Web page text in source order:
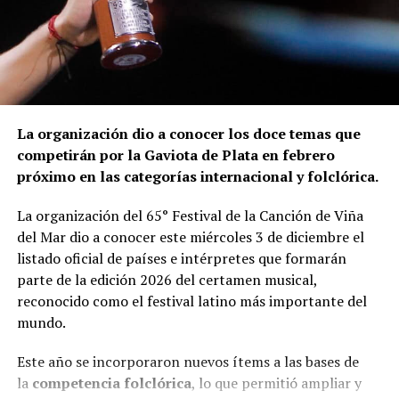
La organización dio a conocer los doce temas que
competirán por la Gaviota de Plata en febrero
próximo en las categorías internacional y folclórica.
La organización del 65° Festival de la Canción de Viña
del Mar dio a conocer este miércoles 3 de diciembre el
listado oficial de países e intérpretes que formarán
parte de la edición 2026 del certamen musical,
reconocido como el festival latino más importante del
mundo.
Este año se incorporaron nuevos ítems a las bases de
lacompetencia folclórica, lo que permitió ampliar y